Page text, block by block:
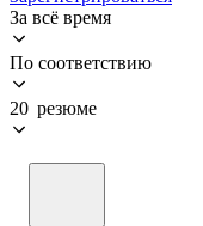
За всё время
По соответствию
20 резюме